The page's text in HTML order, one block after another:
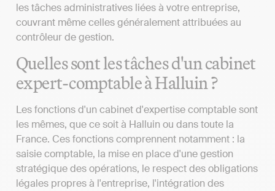
les tâches administratives liées à votre entreprise,
couvrant même celles généralement attribuées au
contrôleur de gestion.
Quelles sont les tâches d'un cabinet
expert-comptable à Halluin ?
Les fonctions d'un cabinet d'expertise comptable sont
les mêmes, que ce soit à Halluin ou dans toute la
France. Ces fonctions comprennent notamment : la
saisie comptable, la mise en place d'une gestion
stratégique des opérations, le respect des obligations
légales propres à l'entreprise, l'intégration des